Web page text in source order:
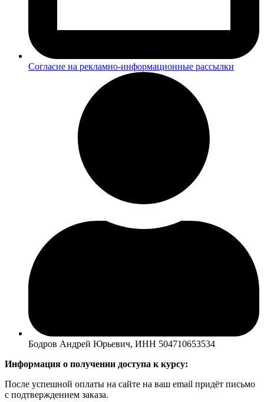
Согласие на рекламно-информационные рассылки
Бодров Андрей Юрьевич, ИНН 504710653534
Информация о получении доступа к курсу:
После успешной оплаты на сайте на ваш email придёт письмо
с подтверждением заказа.